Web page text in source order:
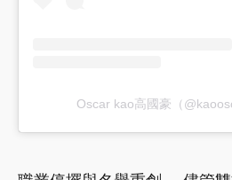
Oscar kao高國豪（